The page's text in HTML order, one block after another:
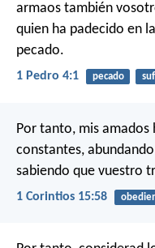
armaos también
quien ha padecido en
pecado.
1 Pedro 4:1 pecado
Por tanto, mis
constantes,
sabiendo que vuestro
1 Corintios 15:58